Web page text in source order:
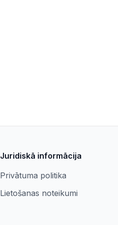
Juridiskā informācija
Privātuma politika
Lietošanas noteikumi